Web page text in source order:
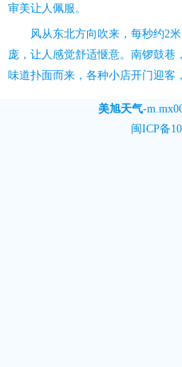
审美让人佩服。
风从东北方向吹来，每秒约2
庞，让人感觉舒适惬意。南锣鼓巷
味道扑面而来，各种小店开门迎客
美旭天气-
闽ICP备